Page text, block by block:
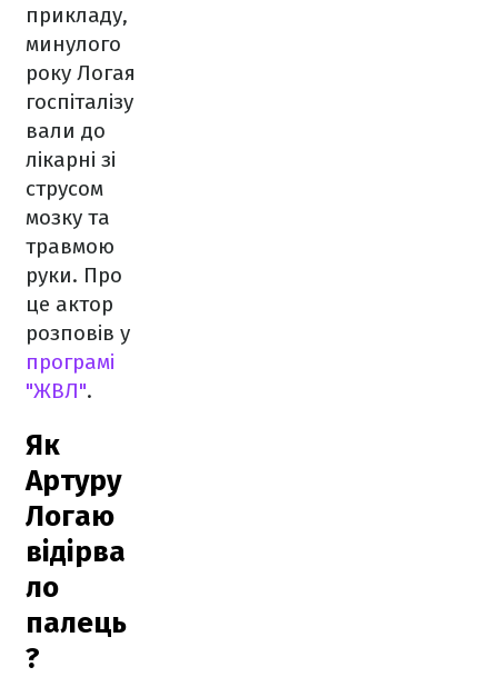
прикладу,
минулого
року Логая
госпіталізу
вали до
лікарні зі
струсом
мозку та
травмою
руки. Про
це актор
розповів у
програмі
"ЖВЛ".
Як
Артуру
Логаю
відірва
ло
палець
?